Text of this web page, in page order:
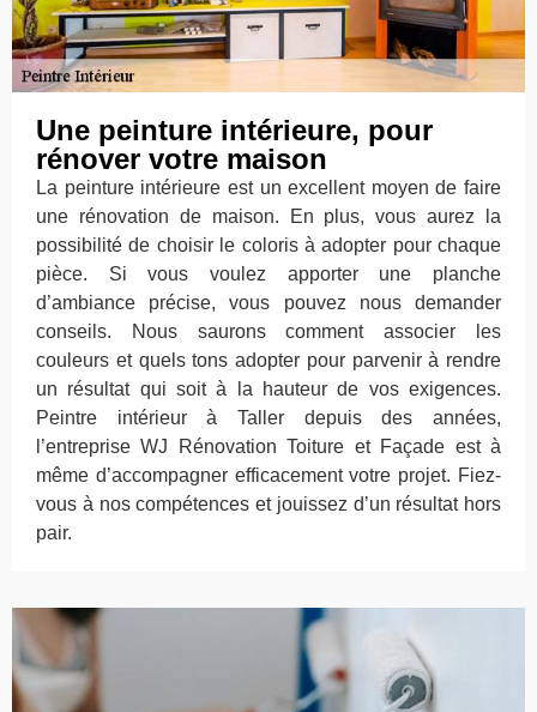
Une peinture intérieure, pour
rénover votre maison
La peinture intérieure est un excellent moyen de faire
une rénovation de maison. En plus, vous aurez la
possibilité de choisir le coloris à adopter pour chaque
pièce. Si vous voulez apporter une planche
d’ambiance précise, vous pouvez nous demander
conseils. Nous saurons comment associer les
couleurs et quels tons adopter pour parvenir à rendre
un résultat qui soit à la hauteur de vos exigences.
Peintre intérieur à Taller depuis des années,
l’entreprise WJ Rénovation Toiture et Façade est à
même d’accompagner efficacement votre projet. Fiez-
vous à nos compétences et jouissez d’un résultat hors
pair.